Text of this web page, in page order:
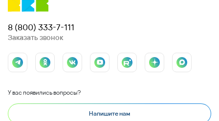
8 (800) 333-7-111
Заказать звонок
У вас появились вопросы?
Напишите нам